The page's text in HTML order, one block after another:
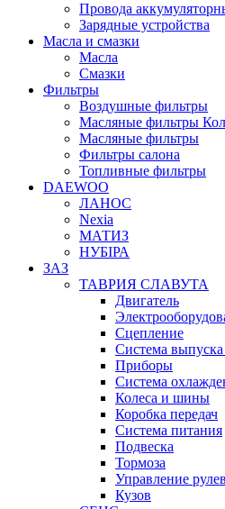
Провода
Зарядные устройства
Масла и смазки
Масла
Смазки
Фильтры
Воздушные фильтры
Масляные фильтры
Масляные фильтры
Фильтры салона
Топливные фильтры
DAEWOO
ЛАНОС
Nexia
МАТИЗ
НУБІРА
ЗАЗ
ТАВРИЯ СЛАВУТА
Двигатель
Сцепление
Система выпуска
Приборы
Система
Колеса и шины
Коробка передач
Система питания
Подвеска
Тормоза
Управление
Кузов